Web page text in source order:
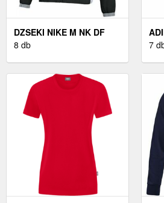
DZSEKI NIKE M NK DF
ACD25 TRK JKT W
8 db 7